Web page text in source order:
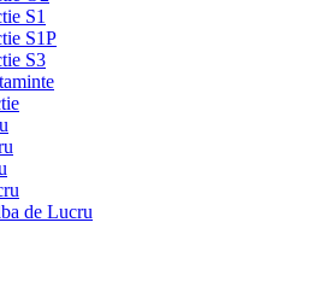
S1
S1P
S3
de Lucru